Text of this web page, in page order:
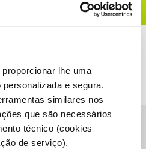
lhe uma
e segura.
similares nos
que são necessários
técnico (cookies
de serviço).
Accessibility statement